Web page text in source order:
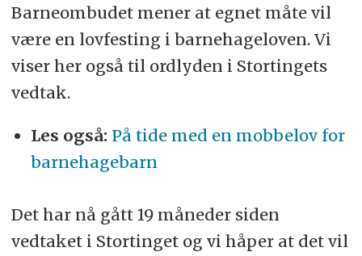
Barneombudet mener at egnet måte vil
være en lovfesting i barnehageloven. Vi
viser her også til ordlyden i Stortingets
vedtak.
Les også: På tide med en mobbelov for
barnehagebarn
Det har nå gått 19 måneder siden
vedtaket i Stortinget og vi håper at det vil